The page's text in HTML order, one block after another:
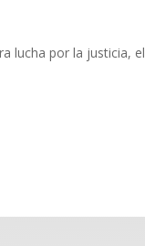
lucha por la justicia, el